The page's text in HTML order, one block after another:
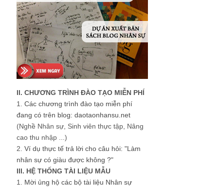
II. CHƯƠNG TRÌNH ĐÀO TẠO MIỄN PHÍ
1. Các chương trình đào tạo miễn phí
đang có trên blog: daotaonhansu.net
(Nghề Nhân sự, Sinh viên thực tập, Nâng
cao thu nhập ...)
2. Ví dụ thực tế trả lời cho câu hỏi: "Làm
nhân sự có giàu được không ?"
III. HỆ THỐNG TÀI LIỆU MẪU
1. Mời ủng hộ các bộ tài liệu Nhân sự